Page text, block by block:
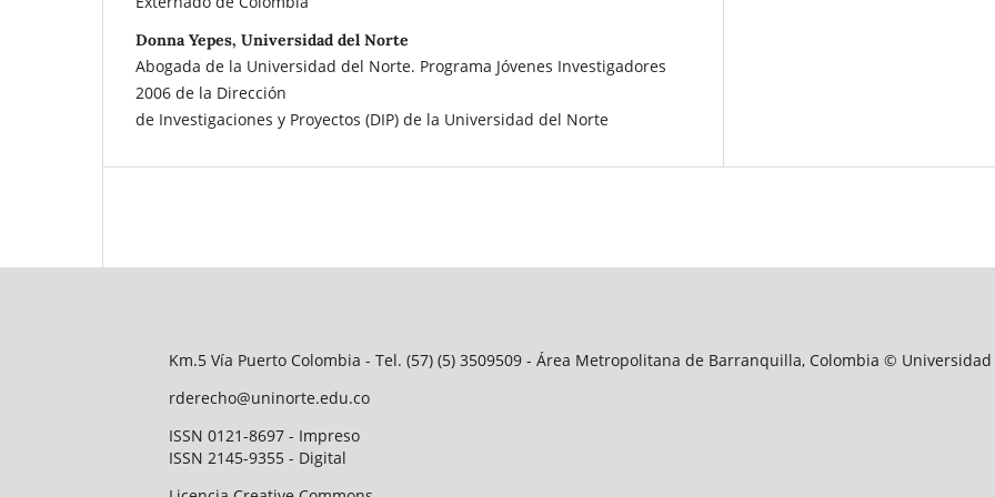
Donna Yepes, Universidad del Norte
Abogada de la Universidad del Norte. Programa Jóvenes Investigadores
2006 de la Dirección
de Investigaciones y Proyectos (DIP) de la Universidad del Norte
Km.5 Vía Puerto Colombia - Tel. (57) (5) 3509509 - Área Metropolitana de Barranquilla, Colombia ©
rderecho@uninorte.edu.co
ISSN 0121-8697 - Impreso
ISSN 2145-9355 - Digital